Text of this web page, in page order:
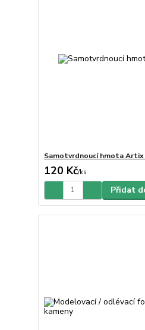
Samotvrdnoucí hmota Artix
120 Kč/ks
Přidat